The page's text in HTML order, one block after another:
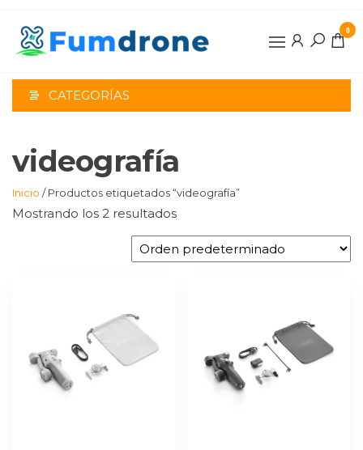
contenido
0
CATEGORÍAS
videografía
Inicio / Productos etiquetados “videografía”
Mostrando los 2 resultados